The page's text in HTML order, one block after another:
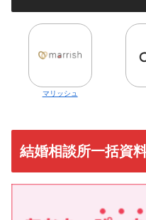
マリッシュ
結婚相談所一括資